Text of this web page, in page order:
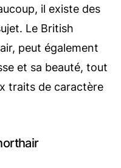
il existe des
Le British
peut également
et sa beauté, tout
traits de caractère